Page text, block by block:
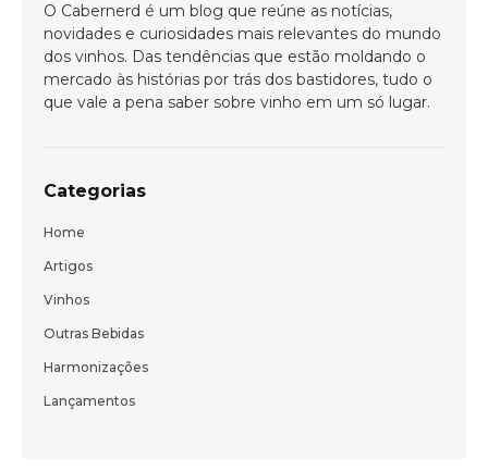
do nosso blog em primeira mão.
O Cabernerd é um blog que reúne as notícias,
novidades e curiosidades mais relevantes do mundo
dos vinhos. Das tendências que estão moldando o
mercado às histórias por trás dos bastidores, tudo o
que vale a pena saber sobre vinho em um só lugar.
Categorias
Home
Artigos
Vinhos
Outras Bebidas
Harmonizações
Lançamentos